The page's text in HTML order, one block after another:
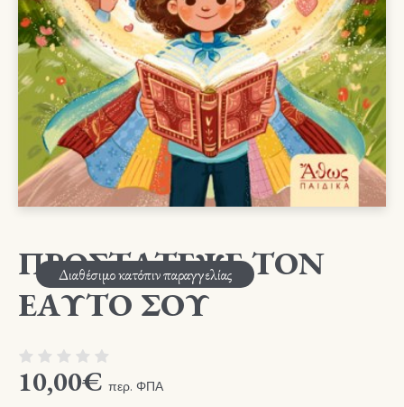
ΠΡΟΣΤΑΤΕΨΕ ΤΟΝ
ΕΑΥΤΟ ΣΟΥ
10,00€ περ. ΦΠΑ
Διαθέσιμο κατόπιν παραγγελίας